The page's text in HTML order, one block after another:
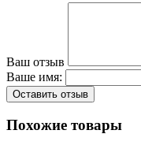
Ваш отзыв
Ваше имя:
Оставить отзыв
Похожие товары